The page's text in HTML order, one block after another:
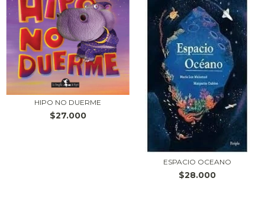
HIPO NO DUERME
$27.000
ESPACIO OCEANO
$28.000